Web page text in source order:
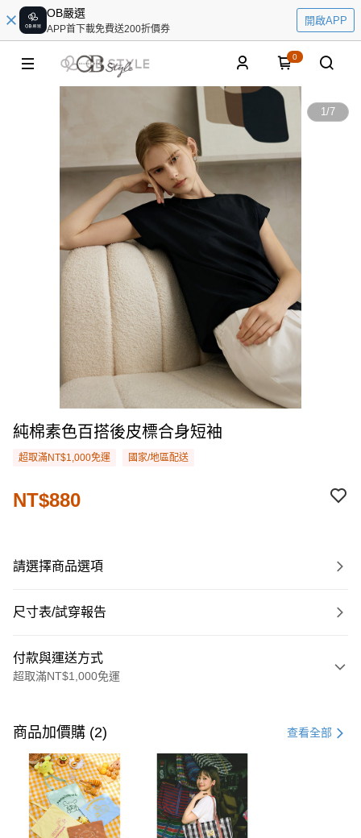
OB嚴選
APP首下載免費送200折價券
開啟APP
0
1/7
純棉素色百搭後皮標合身短袖
超取滿NT$1,000免運 國家/地區配送
NT$880
請選擇商品選項
尺寸表/試穿報告
付款與運送方式
超取滿NT$1,000免運
信用卡一次付款
購物金
超商取貨付款
LINE Pay
商品加價購 (2) 查看全部